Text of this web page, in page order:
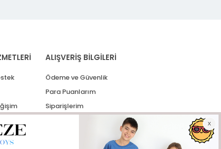
ALIŞVERİŞ BİLGİLERİ
Ödeme ve Güvenlik
Para Puanlarım
Siparişlerim